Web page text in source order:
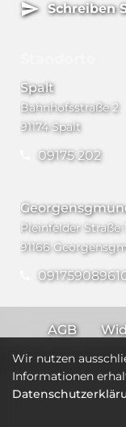
Schreiben
Spalt
Bahnhofsstraße 2
91174 Spalt
09175 202
Pleinfelder Straße
91166
AGB
Wir nutzen
Informationen